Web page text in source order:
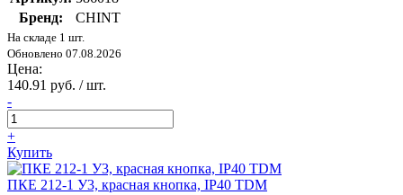
Бренд:
CHINT
На складе 1 шт.
Обновлено 07.08.2026
Цена:
140.91 руб. / шт.
-
+
Купить
ПКЕ 212-1 У3, красная кнопка, IP40 TDM